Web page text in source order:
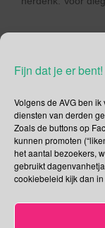
Fijn dat je er bent!
Volgens de AVG ben
diensten van derden
Zoals de buttons op
kunnen promoten
het aantal bezoekers,
gebruikt
cookiebeleid kijk dan
14
14/08/2017
Augustus